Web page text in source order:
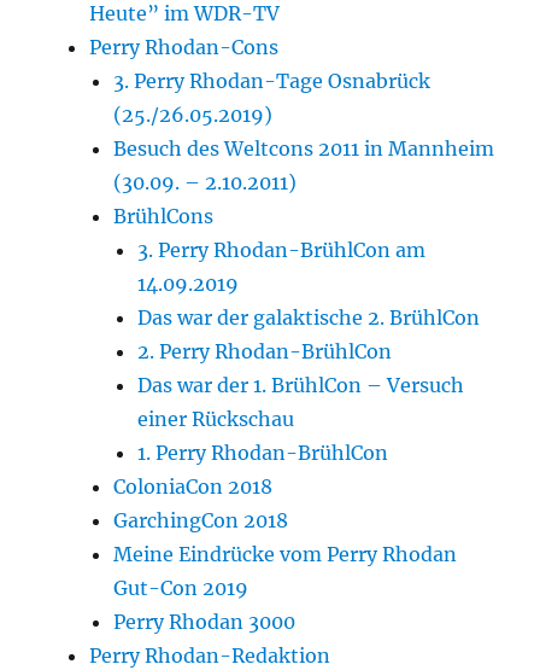
Heute” im WDR-TV
Perry Rhodan-Cons
3. Perry Rhodan-Tage Osnabrück
(25./26.05.2019)
Besuch des Weltcons 2011 in Mannheim
(30.09. – 2.10.2011)
BrühlCons
3. Perry Rhodan-BrühlCon am
14.09.2019
Das war der galaktische 2. BrühlCon
2. Perry Rhodan-BrühlCon
Das war der 1. BrühlCon – Versuch
einer Rückschau
1. Perry Rhodan-BrühlCon
ColoniaCon 2018
GarchingCon 2018
Meine Eindrücke vom Perry Rhodan
Gut-Con 2019
Perry Rhodan 3000
Perry Rhodan-Redaktion